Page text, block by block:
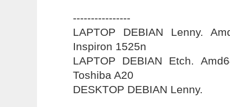
----------------
LAPTOP DEBIAN Lenny.
Inspiron 1525n
LAPTOP DEBIAN Etch.
Toshiba A20
DESKTOP DEBIAN Lenny.